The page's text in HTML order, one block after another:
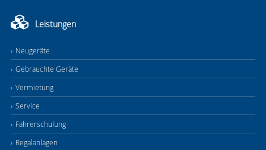
Leistungen
Neugeräte
Gebrauchte Geräte
Vermietung
Service
Fahrerschulung
Regalanlagen